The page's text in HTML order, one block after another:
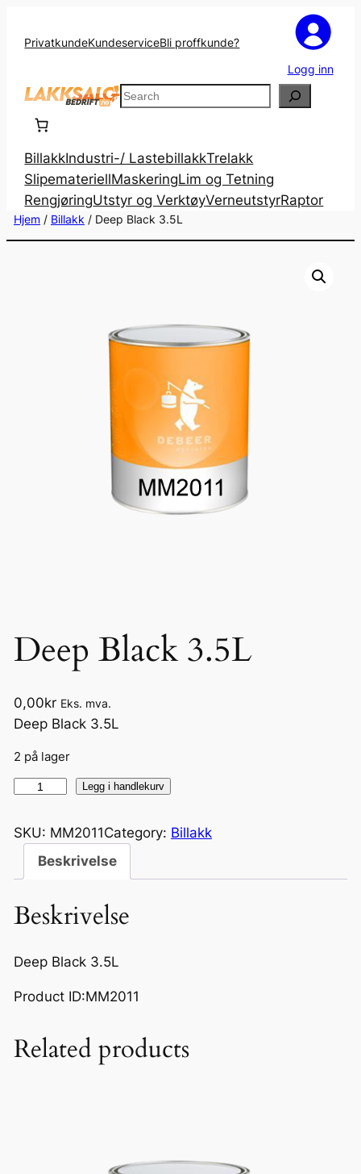
PrivatkundeKundeserviceBli proffkunde?
Logg inn
Search
BillakkIndustri-/ LastebillakkTrelakk
SlipemateriellMaskeringLim og Tetning
RengjøringUtstyr og VerktøyVerneutstyrRaptor
Hjem/ Billakk / Deep Black 3.5L
Deep Black 3.5L
0,00kr Eks. mva.
Deep Black 3.5L
2 på lager
e
a
k
.
L
a
Legg i handlekurv
SKU: MM2011Category: Billakk
Beskrivelse
Beskrivelse
Deep Black 3.5L
Product ID:MM2011
Related products